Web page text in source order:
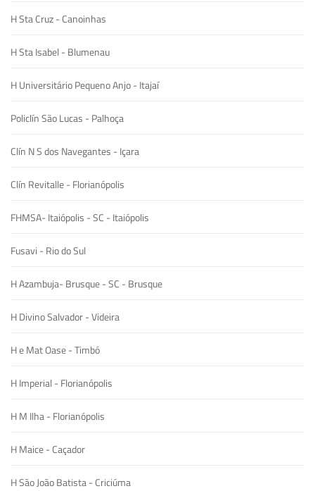
H Sta Cruz - Canoinhas
H Sta Isabel - Blumenau
H Universitário Pequeno Anjo - Itajaí
Policlín São Lucas - Palhoça
Clín N S dos Navegantes - Içara
Clín Revitalle - Florianópolis
FHMSA- Itaiópolis - SC - Itaiópolis
Fusavi - Rio do Sul
H Azambuja- Brusque - SC - Brusque
H Divino Salvador - Videira
H e Mat Oase - Timbó
H Imperial - Florianópolis
H M Ilha - Florianópolis
H Maice - Caçador
H São João Batista - Criciúma